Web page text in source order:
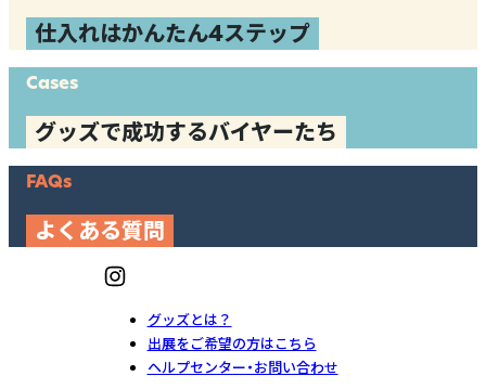
仕入れはかんたん4ステップ
Cases
グッズで成功するバイヤーたち
FAQs
よくある質問
グッズとは？
出展をご希望の方はこちら
ヘルプセンター・お問い合わせ